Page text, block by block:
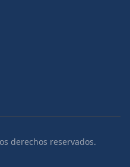
derechos reservados.